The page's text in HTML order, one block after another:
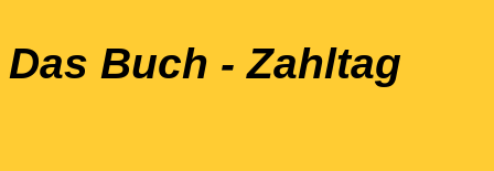
Das Buch - Zahltag